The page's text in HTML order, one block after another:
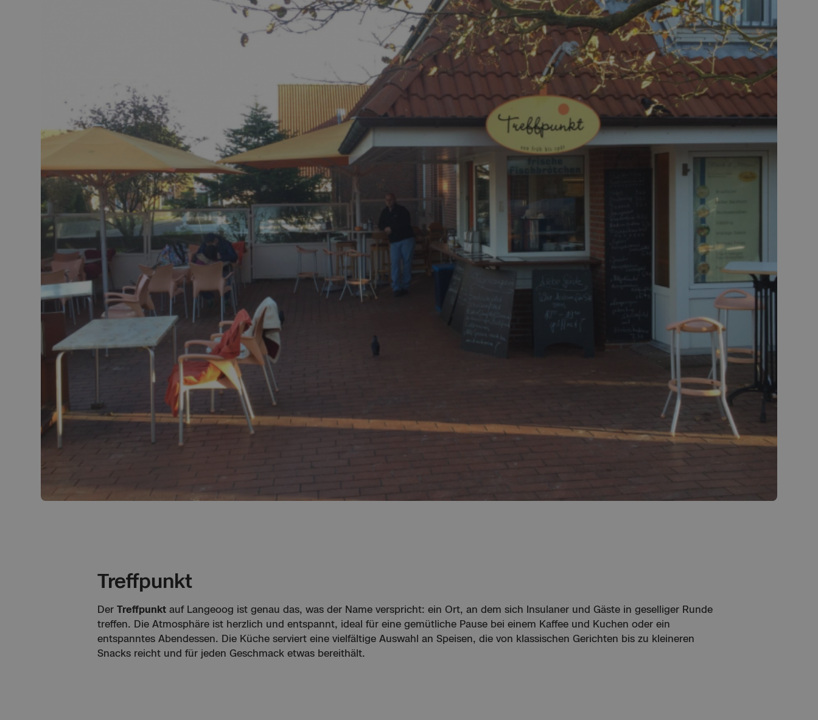
Treffpunkt
Der Treffpunkt auf Langeoog ist genau das, was der Name verspricht: ein Ort, an dem sich Insulaner und Gäste in geselliger Runde
treffen. Die Atmosphäre ist herzlich und entspannt, ideal für eine gemütliche Pause bei einem Kaffee und Kuchen oder ein
entspanntes Abendessen. Die Küche serviert eine vielfältige Auswahl an Speisen, die von klassischen Gerichten bis zu kleineren
Snacks reicht und für jeden Geschmack etwas bereithält.